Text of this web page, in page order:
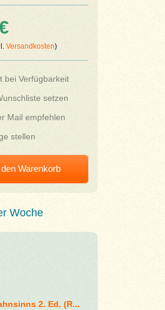
Versandkosten)
bei Verfügbarkeit
setzen
Mail empfehlen
stellen
den Warenkorb
Woche
2. Ed. (R...